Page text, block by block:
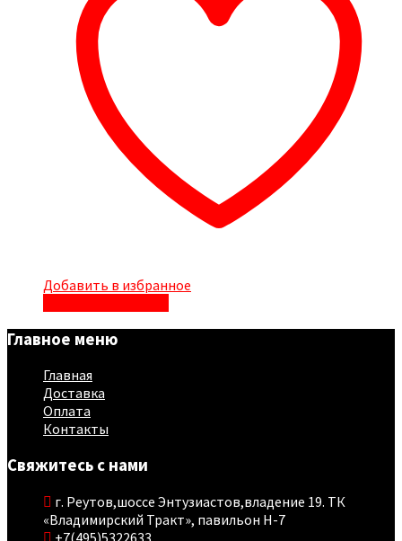
Добавить в избранное
Главное меню
Главная
Доставка
Оплата
Контакты
Свяжитесь с нами
г. Реутов,шоссе Энтузиастов,владение 19. ТК
«Владимирский Тракт», павильон Н-7
+7(495)5322633